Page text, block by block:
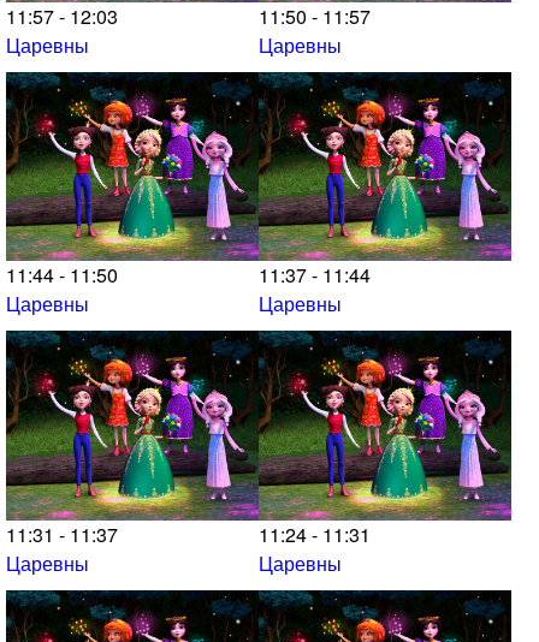
11:57 - 12:03
Царевны
11:50 - 11:57
Царевны
11:44 - 11:50
Царевны
11:37 - 11:44
Царевны
11:31 - 11:37
Царевны
11:24 - 11:31
Царевны